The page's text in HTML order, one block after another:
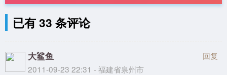
已有 33 条评论
大鲨鱼
2011-09-23 22:31 - 福建省泉州市
回复